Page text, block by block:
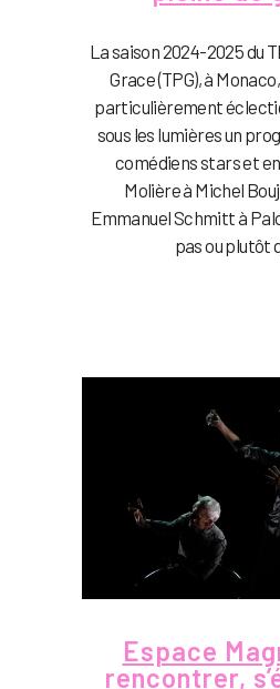
La saison 2024-2025 du
Grace (TPG), à
particulièrement
sous les lumières un
comédiens stars et
Molière à Michel
Emmanuel Schmitt à
pas ou plutôt
Espace
rencontrer,